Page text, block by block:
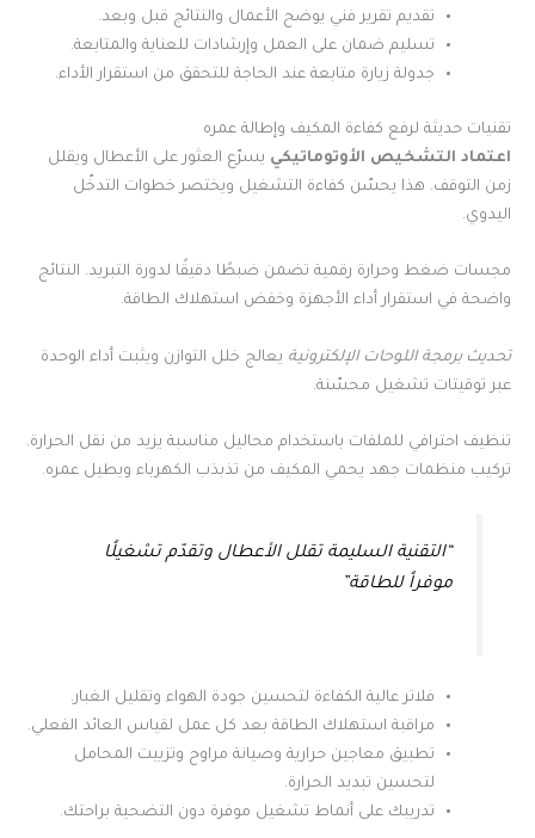
تقديم تقرير فني يوضح الأعمال والنتائج قبل وبعد.
تسليم ضمان على العمل وإرشادات للعناية والمتابعة.
جدولة زيارة متابعة عند الحاجة للتحقق من استقرار الأداء.
تقنيات حديثة لرفع كفاءة المكيف وإطالة عمره
اعتماد التشخيص الأوتوماتيكي يسرّع العثور على الأعطال ويقلل
زمن التوقف. هذا يحسّن كفاءة التشغيل ويختصر خطوات التدخّل
اليدوي.
مجسات ضغط وحرارة رقمية تضمن ضبطًا دقيقًا لدورة التبريد. النتائج
واضحة في استقرار أداء الأجهزة وخفض استهلاك الطاقة.
تحديث برمجة اللوحات الإلكترونية يعالج خلل التوازن ويثبت أداء الوحدة
عبر توقيتات تشغيل محسّنة.
تنظيف احترافي للملفات باستخدام محاليل مناسبة يزيد من نقل الحرارة.
تركيب منظمات جهد يحمي المكيف من تذبذب الكهرباء ويطيل عمره.
“التقنية السليمة تقلل الأعطال وتقدّم تشغيلًا
موفراً للطاقة”
فلاتر عالية الكفاءة لتحسين جودة الهواء وتقليل الغبار.
مراقبة استهلاك الطاقة بعد كل عمل لقياس العائد الفعلي.
تطبيق معاجين حرارية وصيانة مراوح وتزييت المحامل
لتحسين تبديد الحرارة.
تدريبك على أنماط تشغيل موفرة دون التضحية براحتك.